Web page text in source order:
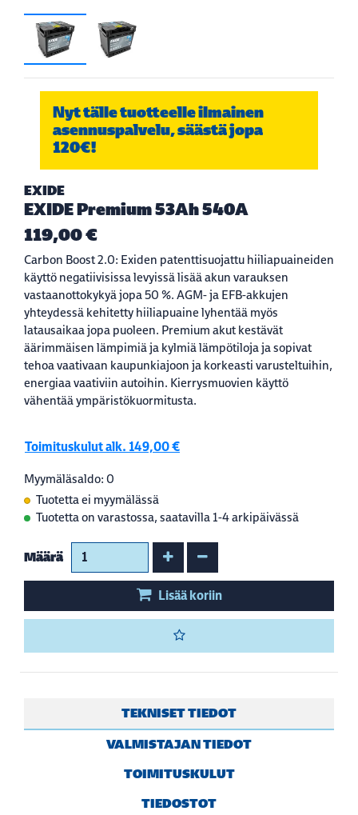
Nyt tälle tuotteelle ilmainen
asennuspalvelu, säästä jopa
120€!
EXIDE
EXIDE Premium 53Ah 540A
119,00 €
Carbon Boost 2.0: Exiden patenttisuojattu hiiliapuaineiden
käyttö negatiivisissa levyissä lisää akun varauksen
vastaanottokykyä jopa 50 %. AGM- ja EFB-akkujen
yhteydessä kehitetty hiiliapuaine lyhentää myös
latausaikaa jopa puoleen. Premium akut kestävät
äärimmäisen lämpimiä ja kylmiä lämpötiloja ja sopivat
tehoa vaativaan kaupunkiajoon ja korkeasti varusteltuihin,
energiaa vaativiin autoihin. Kierrysmuovien käyttö
vähentää ympäristökuormitusta.
Toimituskulut alk. 149,00 €
Myymäläsaldo: 0
Tuotetta ei myymälässä
Tuotetta on varastossa, saatavilla 1-4 arkipäivässä
Määrä Kasvata määrää
Vähennä määrää
Lisää koriin
TEKNISET TIEDOT
VALMISTAJAN TIEDOT
TOIMITUSKULUT
TIEDOSTOT